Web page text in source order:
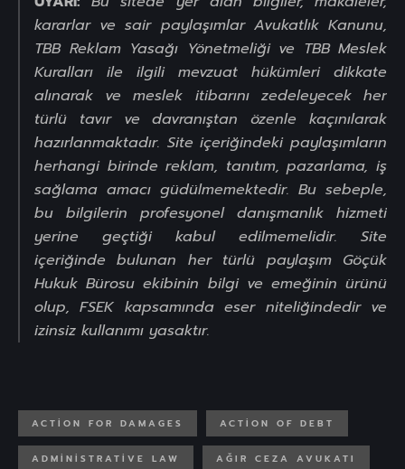
kararlar ve sair paylaşımlar Avukatlık Kanunu,
TBB Reklam Yasağı Yönetmeliği ve TBB Meslek
Kuralları ile ilgili mevzuat hükümleri dikkate
alınarak ve meslek itibarını zedeleyecek her
türlü tavır ve davranıştan özenle kaçınılarak
hazırlanmaktadır. Site içeriğindeki paylaşımların
herhangi birinde reklam, tanıtım, pazarlama, iş
sağlama amacı güdülmemektedir. Bu sebeple,
bu bilgilerin profesyonel danışmanlık hizmeti
yerine geçtiği kabul edilmemelidir. Site
içeriğinde bulunan her türlü paylaşım Göçük
Hukuk Bürosu ekibinin bilgi ve emeğinin ürünü
olup, FSEK kapsamında eser niteliğindedir ve
izinsiz kullanımı yasaktır.
ACTION FOR DAMAGES ACTION OF DEBT
ADMINISTRATIVE LAW AĞIR CEZA AVUKATI